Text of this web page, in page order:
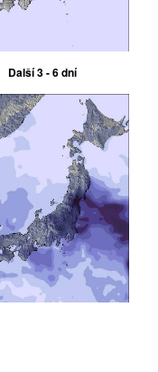
Další 3 - 6 dní